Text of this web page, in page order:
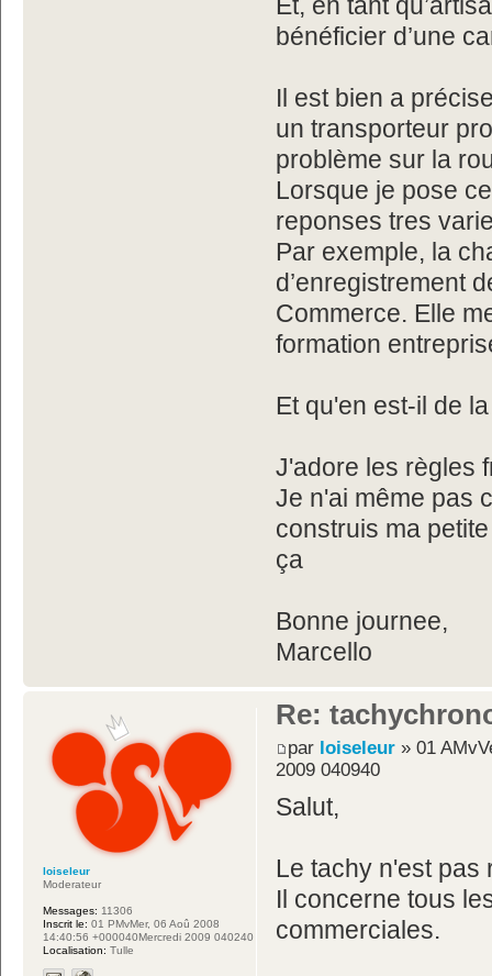
Et, en tant
bénéficier d’une
Il est bien a
un transporteur
problème sur la
Lorsque je pose
reponses tres
Par exemple, la
d’enregistrement
Commerce. Elle
formation
Et qu'en est-il de
J'adore les règles
Je n'ai même pas
construis ma
ça
Bonne journee,
Marcello
Re:
par loiseleur » 01
2009 040940
Salut,
Le tachy n'est pas
Il concerne tous
commerciales.
loiseleur
Moderateur
Messages: 11306
Inscrit le: 01 PMvMer, 06 Aoû 2008
14:40:56 +000040Mercredi 2009 040240
Localisation: Tulle